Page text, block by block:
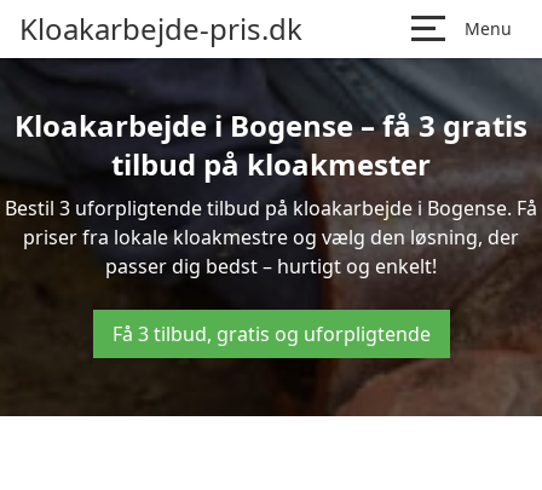
Kloakarbejde-pris.dk Menu
Kloakarbejde i Bogense – få 3 gratis
tilbud på kloakmester
Bestil 3 uforpligtende tilbud på kloakarbejde i Bogense. Få
priser fra lokale kloakmestre og vælg den løsning, der
passer dig bedst – hurtigt og enkelt!
Få 3 tilbud, gratis og uforpligtende